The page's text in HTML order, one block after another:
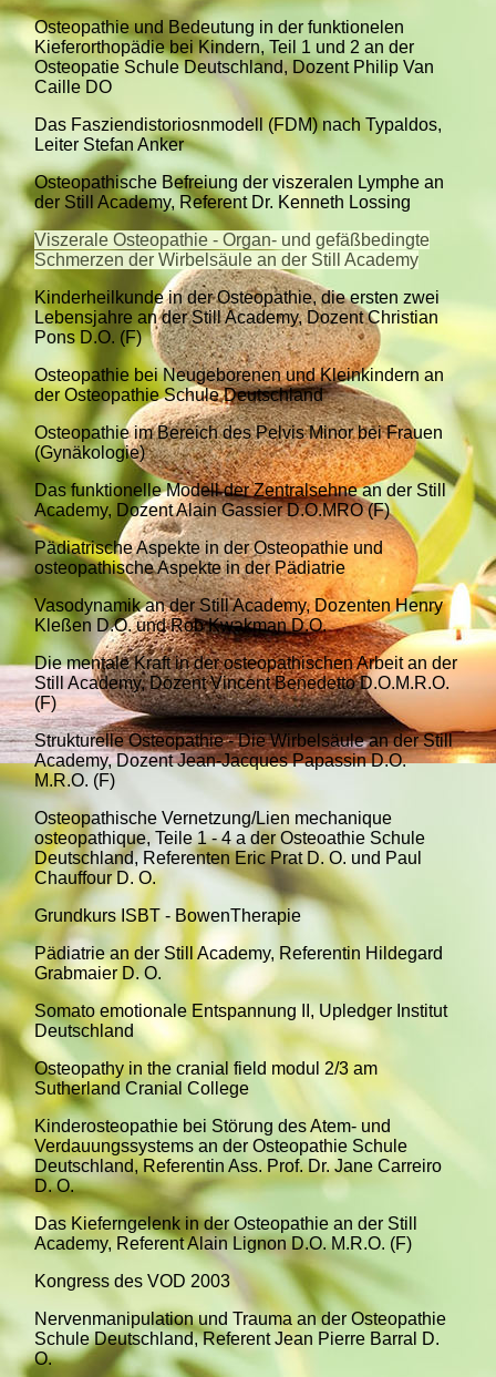
Osteopathie und Bedeutung in der funktionelen
Kieferorthopädie bei Kindern, Teil 1 und 2 an der
Osteopatie Schule Deutschland, Dozent Philip Van
Caille DO
Das Fasziendistoriosnmodell (FDM) nach Typaldos,
Leiter Stefan Anker
Osteopathische Befreiung der viszeralen Lymphe an
der Still Academy, Referent Dr. Kenneth Lossing
Viszerale Osteopathie - Organ- und gefäßbedingte
Schmerzen der Wirbelsäule an der Still Academy
Kinderheilkunde in der Osteopathie, die ersten zwei
Lebensjahre an der Still Academy, Dozent Christian
Pons D.O. (F)
Osteopathie bei Neugeborenen und Kleinkindern an
der Osteopathie Schule Deutschland
Osteopathie im Bereich des Pelvis Minor bei Frauen
(Gynäkologie)
Das funktionelle Modell der Zentralsehne an der Still
Academy, Dozent Alain Gassier D.O.MRO (F)
Pädiatrische Aspekte in der Osteopathie und
osteopathische Aspekte in der Pädiatrie
Vasodynamik an der Still Academy, Dozenten Henry
Kleßen D.O. und Rob Kwakman D.O.
Die mentale Kraft in der osteopathischen Arbeit an der
Still Academy, Dozent Vincent Benedetto D.O.M.R.O.
(F)
Strukturelle Osteopathie - Die Wirbelsäule an der Still
Academy, Dozent Jean-Jacques Papassin D.O.
M.R.O. (F)
Osteopathische Vernetzung/Lien mechanique
osteopathique, Teile 1 - 4 a der Osteoathie Schule
Deutschland, Referenten Eric Prat D. O. und Paul
Chauffour D. O.
Grundkurs ISBT - BowenTherapie
Pädiatrie an der Still Academy, Referentin Hildegard
Grabmaier D. O.
Somato emotionale Entspannung II, Upledger Institut
Deutschland
Osteopathy in the cranial field modul 2/3 am
Sutherland Cranial College
Kinderosteopathie bei Störung des Atem- und
Verdauungssystems an der Osteopathie Schule
Deutschland, Referentin Ass. Prof. Dr. Jane Carreiro
D. O.
Das Kieferngelenk in der Osteopathie an der Still
Academy, Referent Alain Lignon D.O. M.R.O. (F)
Kongress des VOD 2003
Nervenmanipulation und Trauma an der Osteopathie
Schule Deutschland, Referent Jean Pierre Barral D.
O.